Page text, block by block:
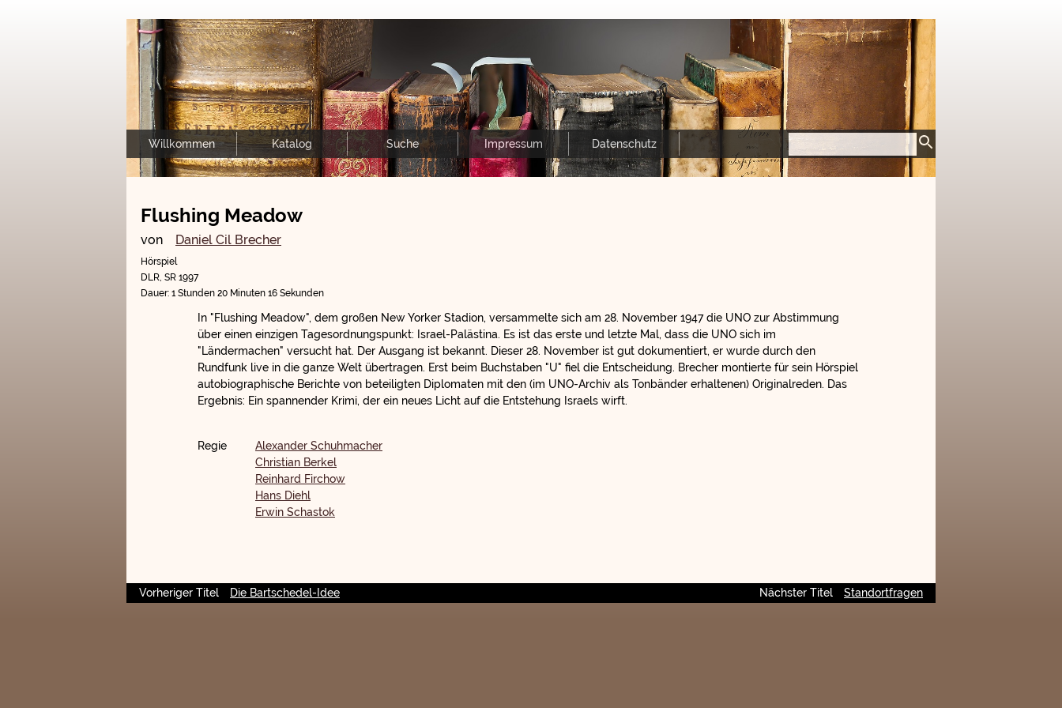
Willkommen Katalog Suche Impressum Datenschutz
Flushing Meadow
von Daniel Cil Brecher
Hörspiel
DLR, SR 1997
Dauer: 1 Stunden 20 Minuten 16 Sekunden
In "Flushing Meadow", dem großen New Yorker Stadion, versammelte sich am 28. November 1947 die UNO zur Abstimmung
über einen einzigen Tagesordnungspunkt: Israel-Palästina. Es ist das erste und letzte Mal, dass die UNO sich im
"Ländermachen" versucht hat. Der Ausgang ist bekannt. Dieser 28. November ist gut dokumentiert, er wurde durch den
Rundfunk live in die ganze Welt übertragen. Erst beim Buchstaben "U" fiel die Entscheidung. Brecher montierte für sein Hörspiel
autobiographische Berichte von beteiligten Diplomaten mit den (im UNO-Archiv als Tonbänder erhaltenen) Originalreden. Das
Ergebnis: Ein spannender Krimi, der ein neues Licht auf die Entstehung Israels wirft.
Regie
Alexander Schuhmacher
Christian Berkel
Reinhard Firchow
Hans Diehl
Erwin Schastok
Vorheriger Titel Die Bartschedel-Idee Nächster Titel Standortfragen